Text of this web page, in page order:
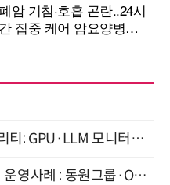
[올쇼TV] AI 시대의 옵저버빌리티: GPU·LLM 모니터링부터 AI 기반 장애 대응까지 (8/11 생방송)
B2B에서 B2C까지, 현장 실제 운영사례 : 동원그룹·OCI·다이닝브랜즈그룹·당근 (8/27)